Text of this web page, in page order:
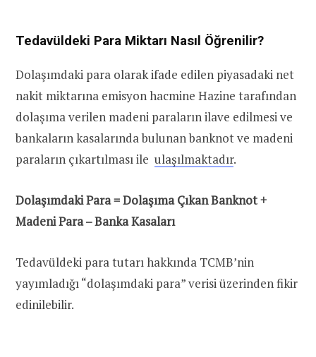
Tedavüldeki Para Miktarı Nasıl Öğrenilir?
Dolaşımdaki para olarak ifade edilen piyasadaki net
nakit miktarına emisyon hacmine Hazine tarafından
dolaşıma verilen madeni paraların ilave edilmesi ve
bankaların kasalarında bulunan banknot ve madeni
paraların çıkartılması ile ulaşılmaktadır.
Dolaşımdaki Para = Dolaşıma Çıkan Banknot +
Madeni Para – Banka Kasaları
Tedavüldeki para tutarı hakkında TCMB’nin
yayımladığı “dolaşımdaki para” verisi üzerinden fikir
edinilebilir.